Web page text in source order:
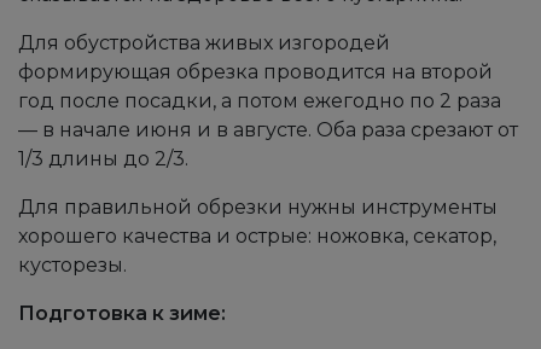
Для обустройства живых изгородей
формирующая обрезка проводится на второй
год после посадки, а потом ежегодно по 2 раза
— в начале июня и в августе. Оба раза срезают от
1/3 длины до 2/3.
Для правильной обрезки нужны инструменты
хорошего качества и острые: ножовка, секатор,
кусторезы.
Подготовка к зиме: